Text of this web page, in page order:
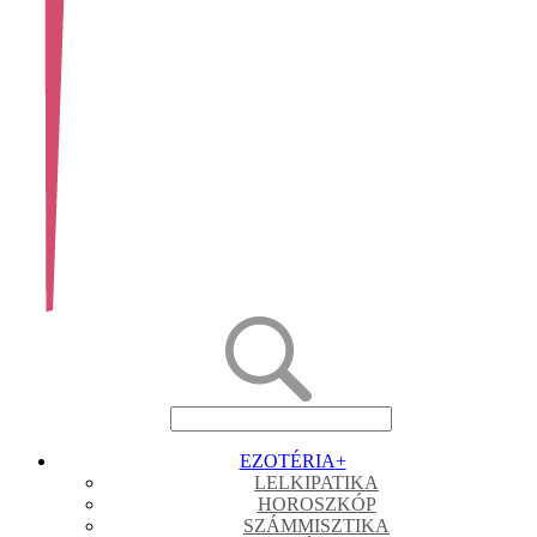
EZOTÉRIA+
LELKIPATIKA
HOROSZKÓP
SZÁMMISZTIKA